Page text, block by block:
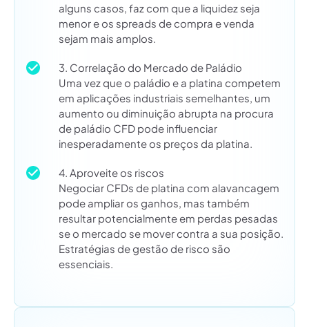
alguns casos, faz com que a liquidez seja
menor e os spreads de compra e venda
sejam mais amplos.
3. Correlação do Mercado de Paládio
Uma vez que o paládio e a platina competem
em aplicações industriais semelhantes, um
aumento ou diminuição abrupta na procura
de paládio CFD pode influenciar
inesperadamente os preços da platina.
4. Aproveite os riscos
Negociar CFDs de platina com alavancagem
pode ampliar os ganhos, mas também
resultar potencialmente em perdas pesadas
se o mercado se mover contra a sua posição.
Estratégias de gestão de risco são
essenciais.